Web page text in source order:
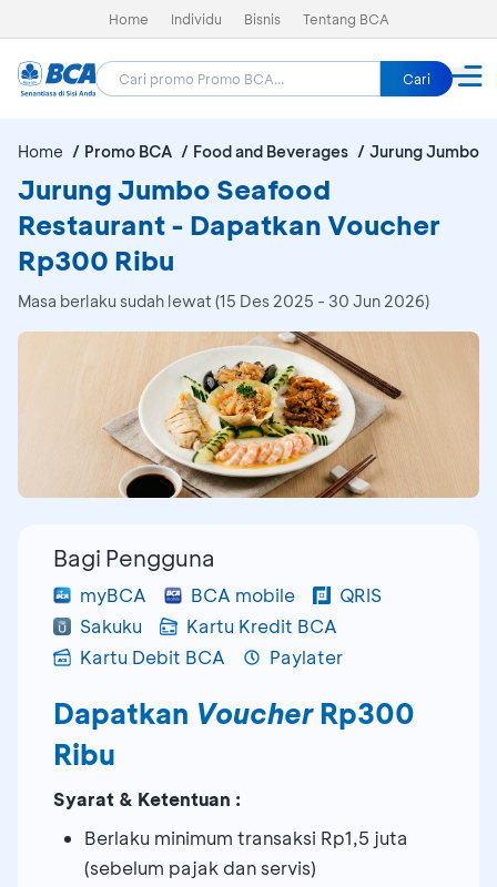
Home Individu Bisnis Tentang BCA
Cari
Home Promo BCA Food and Beverages Jurung Jumbo
Jurung Jumbo Seafood
Restaurant - Dapatkan Voucher
Rp300 Ribu
Masa berlaku sudah lewat (15 Des 2025 - 30 Jun 2026)
Bagi Pengguna
myBCA BCA mobile
QRIS
Sakuku
Kartu Kredit BCA
Kartu Debit BCA
Paylater
Dapatkan VoucherRp300
Ribu
Syarat & Ketentuan :
Berlaku minimum transaksi Rp1,5 juta
(sebelum pajak dan servis)